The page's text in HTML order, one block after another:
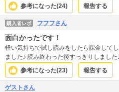
参考になった(24) 報告する
購入者レポ フフフさん
面白かったです！
軽い気持ちで試し読みをしたら課金して
ました♪ 読み終わった後すっきりしました
参考になった(23) 報告する
ゲストさん